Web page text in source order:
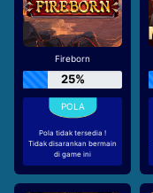
Fireborn
25%
Pola tidak tersedia !
Tidak disarankan bermain
di game ini